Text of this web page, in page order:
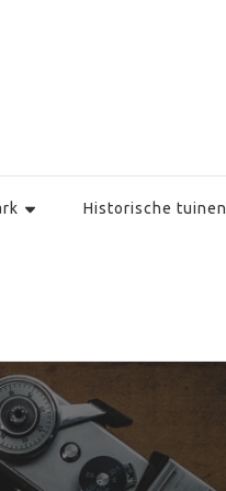
Historische tuinen